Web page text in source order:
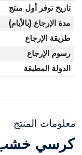
تاريخ توفر أول منتج
مدة الإرجاع (بالأيام)
طريقة الإرجاع
رسوم الإرجاع
الدولة المطبقة
معلومات المنتج
كرسي